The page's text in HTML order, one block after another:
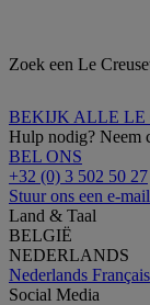
Zoek een Le
BEKIJK ALLE LE
Hulp nodig? Neem
BEL ONS
+32 (0) 3 502 50 27
Stuur ons een e-mail
Land & Taal
BELGIË
NEDERLANDS
Nederlands Français
Social Media